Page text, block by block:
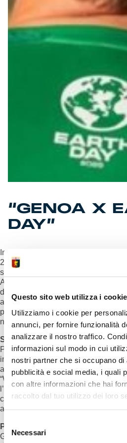
Questo sito web utilizza i cookie
Utilizziamo i cookie per
annunci, per fornire funzionalità
analizzare il nostro traffico.
informazioni sul modo in cui
nostri partner che si occupano di
pubblicità e social media, i quali
con altre informazioni che hai
raccolto dal tuo utilizzo dei loro
Selezione
delNecessari
Summer Sale
Mare
Helan x Genoa
“GENOA X
DAY”
In occasione della “Giornata della
22 aprile, il club ha lanciato
sensibilizzazione, “Genoa x Earth
AMIU, AMT, Tetis Institute e
della partita con la Lazio lo stadio
autentico contenitore di iniziative
promuovere comportamenti
nuove generazioni.
Squadra in verde durante il
Per tutta la fase del riscaldamento
indossato maglie verdi, colore
ambientali, personalizzate con le
“We Play Green” (
weplaygreen.com
l’associazione fondata nel 2020 dal
centrocampista rossoblù, Morten
attivo come capitano e
Potenziamento raccolta
Grazie alla partnership con AMIU è